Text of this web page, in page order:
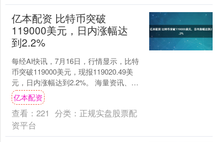
亿本配资 比特币突破
119000美元，日内涨幅达
到2.2%
每经AI快讯，7月16日，行情显示，比特
币突破119000美元，现报119020.49美
元，日内涨幅达到2.2%。 海量资讯、精
准解读，尽在新浪财经APP....
亿本配资
查看： 221 分类： 正规实盘股票配
资平台